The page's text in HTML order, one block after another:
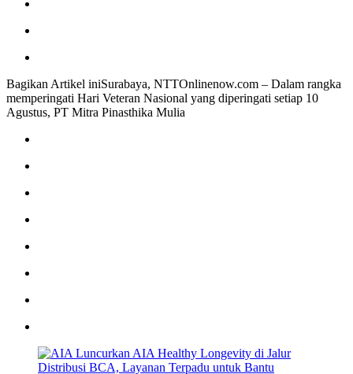
Bagikan Artikel iniSurabaya, NTTOnlinenow.com – Dalam rangka
memperingati Hari Veteran Nasional yang diperingati setiap 10
Agustus, PT Mitra Pinasthika Mulia